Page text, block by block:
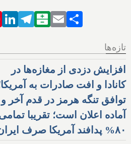
PinterestLinkedIn
Telegram
Balatarin
Email
تازه‌ها
افزایش دزدی از مغازه‌ها در
کانادا و افت صادرات به
توافق تنگه هرمز در قدم آخر و
آماده اعلان است؛ تقریبا
۸۰% پدافند آمریکا صرف ایران شده